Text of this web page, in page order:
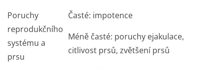
Poruchy
reprodukčního
systému a
prsu
Časté: impotence
Méně časté: poruchy ejakulace,
citlivost prsů, zvětšení prsů